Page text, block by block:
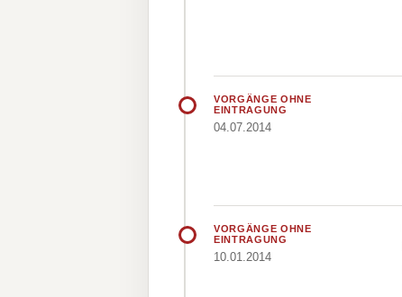
VORGÄNGE OHNE
EINTRAGUNG
04.07.2014
VORGÄNGE OHNE
EINTRAGUNG
10.01.2014